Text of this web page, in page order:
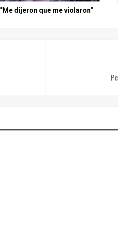
"Me dijeron que me violaron"